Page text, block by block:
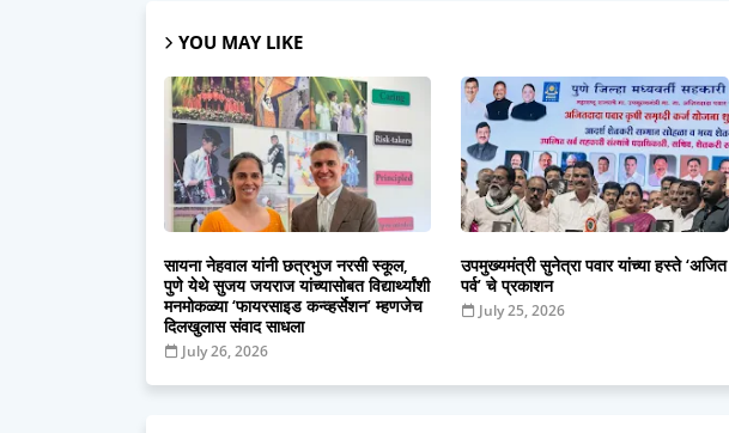
YOU MAY LIKE
सायना नेहवाल यांनी छत्रभुज नरसी स्कूल,
पुणे येथे सुजय जयराज यांच्यासोबत विद्यार्थ्यांशी
मनमोकळ्या ‘फायरसाइड कन्व्हर्सेशन’ म्हणजेच
दिलखुलास संवाद साधला
July 26, 2026
उपमुख्यमंत्री सुनेत्रा पवार यांच्या हस्ते ‘अजित
पर्व’ चे प्रकाशन
July 25, 2026